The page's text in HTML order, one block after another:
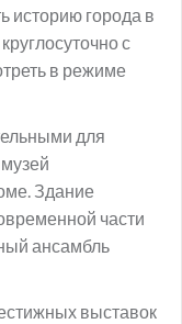
историю города в
с
в режиме
для
Здание
части
ансамбль
выставок